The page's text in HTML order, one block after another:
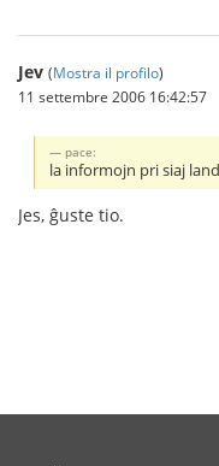
Jev (Mostra il profilo)
11 settembre 2006 16:42:57
pace:
la informojn pri siaj
Jes, ĝuste tio.